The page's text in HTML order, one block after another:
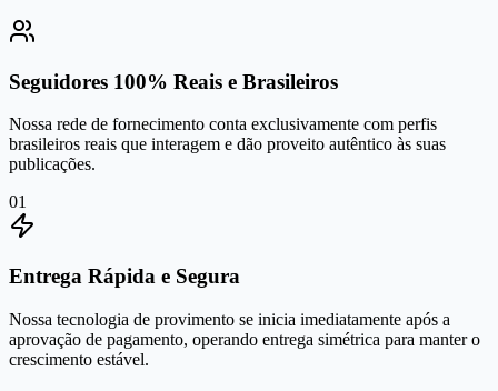
Seguidores 100% Reais e Brasileiros
Nossa rede de fornecimento conta exclusivamente com perfis
brasileiros reais que interagem e dão proveito autêntico às suas
publicações.
01
Entrega Rápida e Segura
Nossa tecnologia de provimento se inicia imediatamente após a
aprovação de pagamento, operando entrega simétrica para manter o
crescimento estável.